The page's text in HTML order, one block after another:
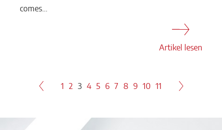
comes…
Artikel lesen
1 2 3 4 5 6 7 8 9 10 11